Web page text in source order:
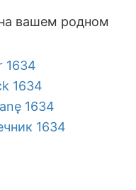
вашем родном
1634
1634
1634
1634